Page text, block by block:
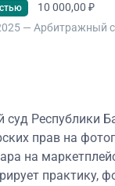
10 000,00 ₽
— Арбитражный
Республики
прав на
на
практику,